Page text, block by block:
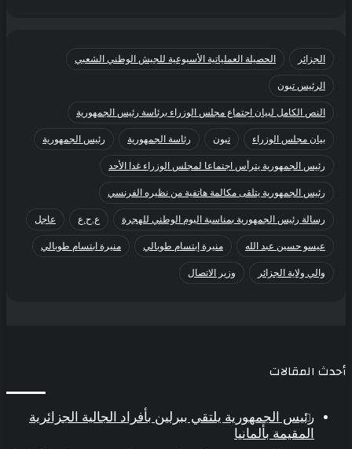
الجزائر الحصيلة العملياتية الأسبوعية للجيش الوطني الشعبي
الرئيس تبون
النص الكامل لبيان اجتماع مجلس الوزراء برئاسة رئيس الجمهورية
بيان مجلس الوزراء تبون رئاسة الجمهورية رئيس الجمهورية
رئيس الجمهورية يترأس اجتماعا لمجلس الوزراء غدا الأحد
رئيس الجمهورية يتلقى مكالمة هاتفية من نظيره الفرنسي
رسالة رئيس الجمهورية بمناسبة اليوم الوطني للهجرة ع.ح.ع عاجل
عيسو حسين عبد الله منيرة إبتسام طوبالي منيرة ابتسام طوبالي
والي ولاية الجزائر وزير الاتصال
المقالات
رئيس الجمهورية يلتقي ببرلين بأفراد الجالية الجزائرية
المقيمة بألمانيا